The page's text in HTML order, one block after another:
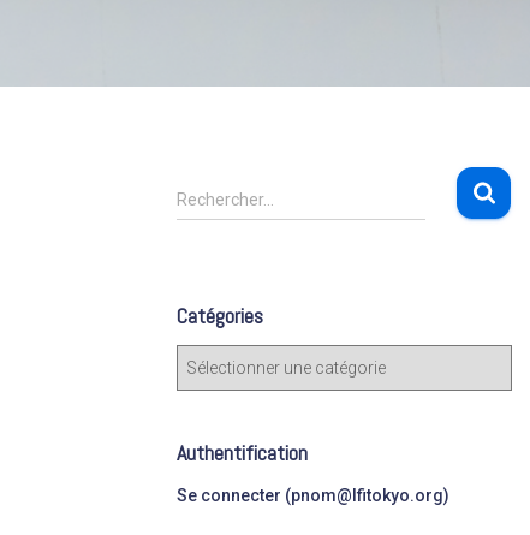
R
e
r
c
Rechercher…
Catégories
C
g
o
Authentification
Se connecter (pnom@lfitokyo.org)